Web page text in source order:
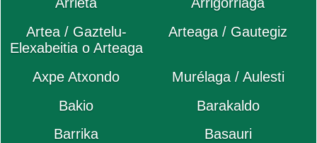
Artea / Gaztelu-
Elexabeitia o Arteaga
Arteaga / Gautegiz
Axpe Atxondo
Murélaga / Aulesti
Bakio
Barakaldo
Barrika
Basauri